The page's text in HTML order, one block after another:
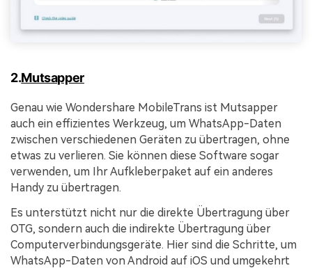
2.Mutsapper
Genau wie Wondershare MobileTrans ist Mutsapper
auch ein effizientes Werkzeug, um WhatsApp-Daten
zwischen verschiedenen Geräten zu übertragen, ohne
etwas zu verlieren. Sie können diese Software sogar
verwenden, um Ihr Aufkleberpaket auf ein anderes
Handy zu übertragen.
Es unterstützt nicht nur die direkte Übertragung über
OTG, sondern auch die indirekte Übertragung über
Computerverbindungsgeräte. Hier sind die Schritte, um
WhatsApp-Daten von Android auf iOS und umgekehrt